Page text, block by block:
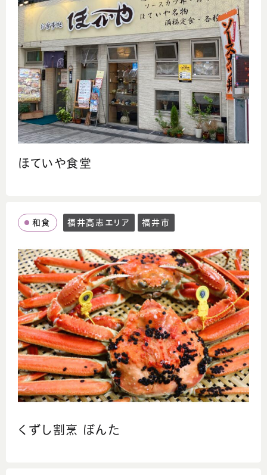
ほていや食堂
和食 福井高志エリア 福井市
くずし割烹 ぼんた